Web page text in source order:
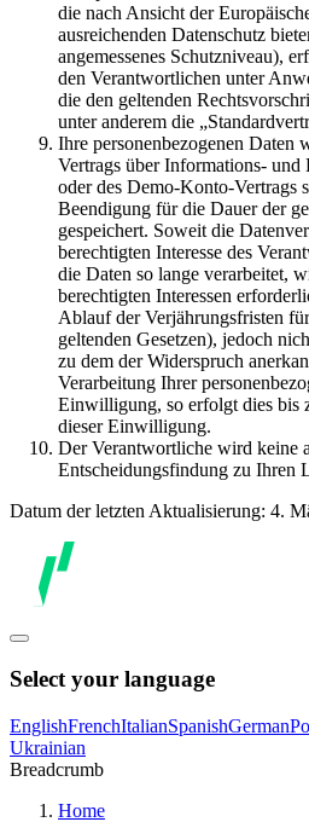
die nach Ansicht der
ausreichenden Datenschutz
angemessenes Schutzniveau),
den Verantwortlichen unter
die den geltenden
unter anderem die
Ihre personenbezogenen Daten
Vertrags über Informations- und
oder des Demo-Konto-Vertrags
Beendigung für die Dauer der
gespeichert. Soweit die
berechtigten Interesse des
die Daten so lange verarbeitet,
berechtigten Interessen
Ablauf der Verjährungsfristen
geltenden Gesetzen), jedoch
zu dem der Widerspruch
Verarbeitung Ihrer
Einwilligung, so erfolgt dies bis
dieser Einwilligung.
Der Verantwortliche wird keine
Entscheidungsfindung zu Ihren
Datum der letzten Aktualisierung: 4.
Select your language
EnglishFrenchItalianSpanishGerman
Ukrainian
Breadcrumb
Home